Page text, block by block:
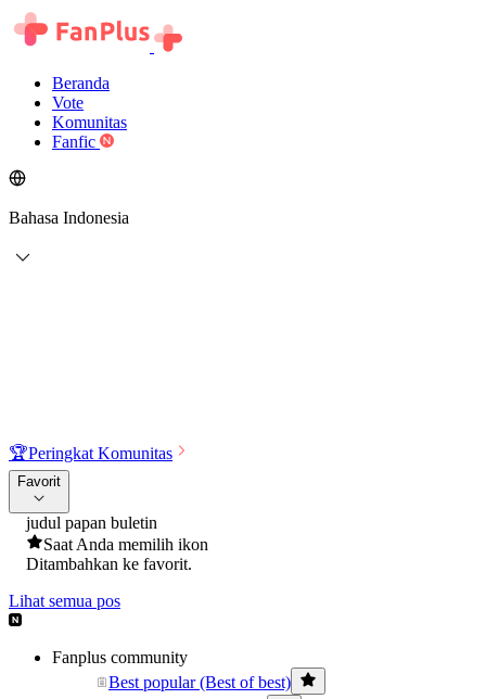
Beranda
Vote
Komunitas
Fanfic
Bahasa Indonesia
🏆Peringkat Komunitas
Favorit
judul papan buletin
Saat Anda memilih ikon
Ditambahkan ke favorit.
Lihat semua pos
Fanplus community
Best popular (Best of best)